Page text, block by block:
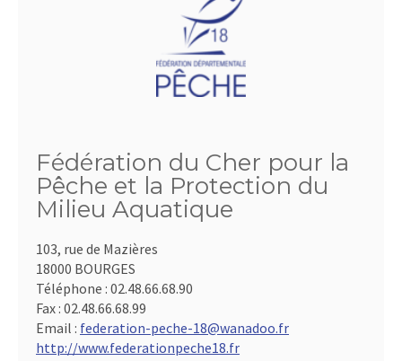
Fédération du Cher pour la
Pêche et la Protection du
Milieu Aquatique
103, rue de Mazières
18000 BOURGES
Téléphone : 02.48.66.68.90
Fax : 02.48.66.68.99
Email : federation-peche-18@wanadoo.fr
http://www.federationpeche18.fr